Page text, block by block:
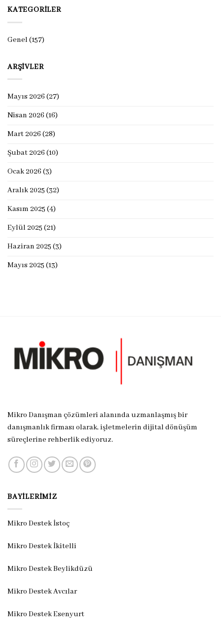
KATEGORILER
Genel(157)
ARŞIVLER
Mayıs 2026 (27)
Nisan 2026 (16)
Mart 2026 (28)
Şubat 2026 (10)
Ocak 2026 (3)
Aralık 2025 (32)
Kasım 2025 (4)
Eylül 2025 (21)
Haziran 2025 (3)
Mayıs 2025 (13)
Mikro Danışman çözümleri alanında uzmanlaşmış bir
danışmanlık firması olarak, işletmelerin dijital dönüşüm
süreçlerine rehberlik ediyoruz.
BAYILERIMIZ
Mikro Destek İstoç
Mikro Destek İkitelli
Mikro Destek Beylikdüzü
Mikro Destek Avcılar
Mikro Destek Esenyurt